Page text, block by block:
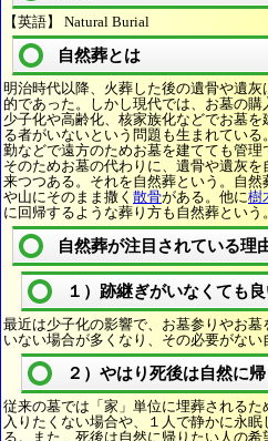
【英語】 Natural Burial
自然葬とは
明治時代以降、火葬した後の遺骨や遺灰
的であった。しかし現代では、お墓の
少子化や高齢化、核家族化などでお墓
る者がいないという問題も生まれてい
勤などで遠方のためお墓を建てても管理
そのためお墓の代わりに、遺骨や遺灰
来つつある。それを自然葬という。自
や山にそのまま撒く 散骨がある。他に樹
に回帰するような葬り方も自然葬という。
自然葬が注目されている理
１）跡継ぎがいなくても
最近は少子化の影響で、お墓参りやお
いない場合が多くなり、その必要がない
２）やはり死後は自然に
従来の墓では「家」単位に埋葬される
入りたくない場合や、１人で静かに永
る。また、死後は自然に帰りたい人の希